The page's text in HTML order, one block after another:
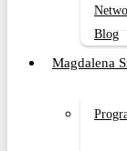
Blog
Magdalena